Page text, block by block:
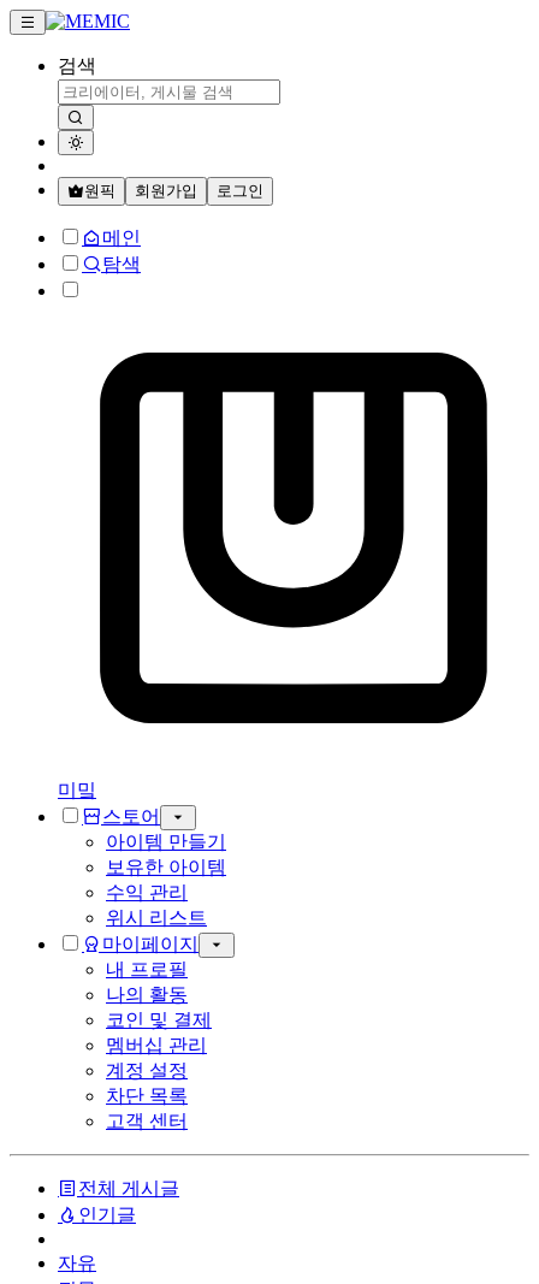
검색
원픽 회원가입 로그인
메인
탐색
미밐
스토어
아이템 만들기
보유한 아이템
수익 관리
위시 리스트
마이페이지
내 프로필
나의 활동
코인 및 결제
멤버십 관리
계정 설정
차단 목록
고객 센터
전체 게시글
인기글
자유